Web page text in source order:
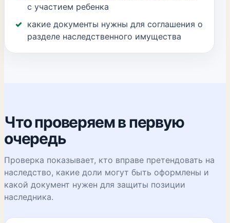
с участием ребенка
какие документы нужны для соглашения о
разделе наследственного имущества
Что проверяем в первую
очередь
Проверка показывает, кто вправе претендовать на
наследство, какие доли могут быть оформлены и
какой документ нужен для защиты позиции
наследника.